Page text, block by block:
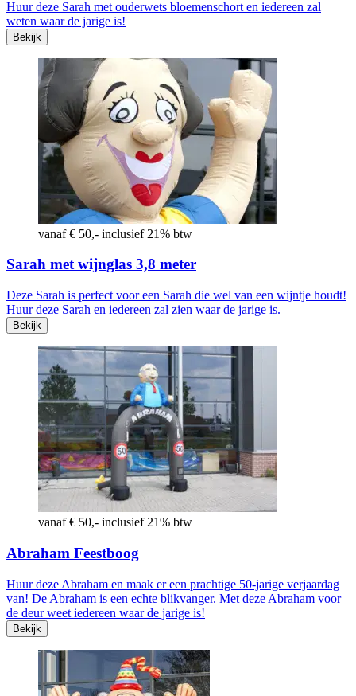
Huur deze Sarah met ouderwets bloemenschort en iedereen zal
weten waar de jarige is!
Bekijk
vanaf € 50,- inclusief 21% btw
Sarah met wijnglas 3,8 meter
Deze Sarah is perfect voor een Sarah die wel van een wijntje houdt!
Huur deze Sarah en iedereen zal zien waar de jarige is.
Bekijk
vanaf € 50,- inclusief 21% btw
Abraham Feestboog
Huur deze Abraham en maak er een prachtige 50-jarige verjaardag
van! De Abraham is een echte blikvanger. Met deze Abraham voor
de deur weet iedereen waar de jarige is!
Bekijk